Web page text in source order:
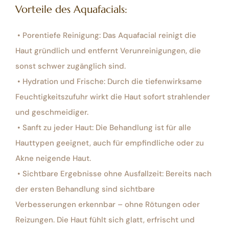
Vorteile des Aquafacials:
• Porentiefe Reinigung: Das Aquafacial reinigt die
Haut gründlich und entfernt Verunreinigungen, die
sonst schwer zugänglich sind.
• Hydration und Frische: Durch die tiefenwirksame
Feuchtigkeitszufuhr wirkt die Haut sofort strahlender
und geschmeidiger.
• Sanft zu jeder Haut: Die Behandlung ist für alle
Hauttypen geeignet, auch für empfindliche oder zu
Akne neigende Haut.
• Sichtbare Ergebnisse ohne Ausfallzeit: Bereits nach
der ersten Behandlung sind sichtbare
Verbesserungen erkennbar – ohne Rötungen oder
Reizungen. Die Haut fühlt sich glatt, erfrischt und